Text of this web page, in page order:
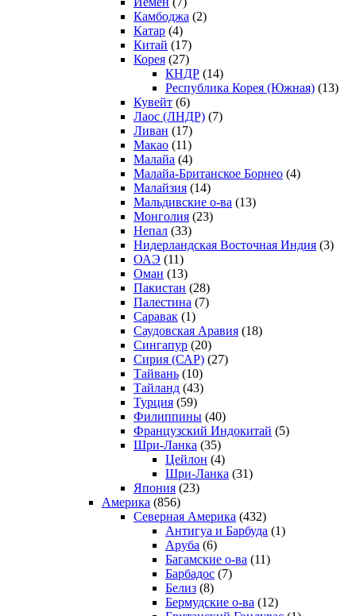
Камбоджа (2)
Катар (4)
Китай (17)
Корея (27)
КНДР (14)
Республика Корея (Южная) (13)
Кувейт (6)
Лаос (ЛНДР) (7)
Ливан (17)
Макао (11)
Малайа (4)
Малайа-Британское Борнео (4)
Малайзия (14)
Мальдивские о-ва (13)
Монголия (23)
Непал (33)
Нидерландская Восточная Индия (3)
ОАЭ (11)
Оман (13)
Пакистан (28)
Палестина (7)
Саравак (1)
Саудовская Аравия (18)
Сингапур (20)
Сирия (САР) (27)
Тайвань (10)
Тайланд (43)
Турция (59)
Филиппины (40)
Французский Индокитай (5)
Шри-Ланка (35)
Цейлон (4)
Шри-Ланка (31)
Япония (23)
Америка (856)
Северная Америка (432)
Антигуа и Барбуда (1)
Аруба (6)
Багамские о-ва (11)
Барбадос (7)
Белиз (8)
Бермудские о-ва (12)